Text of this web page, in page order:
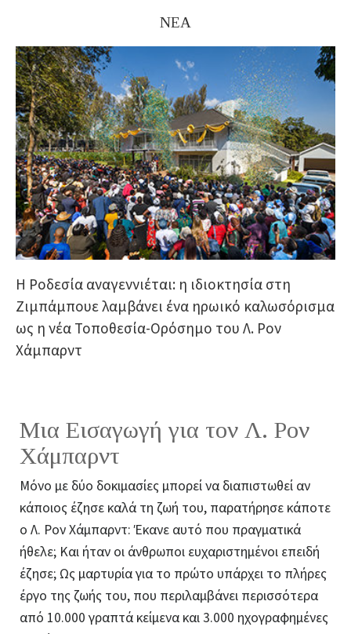
ΝΕΑ
Η Ροδεσία αναγεννιέται: η ιδιοκτησία στη
Ζιμπάμπουε λαμβάνει ένα ηρωικό καλωσόρισμα
ως η νέα Τοποθεσία-Ορόσημο του Λ. Ρον
Χάμπαρντ
Μια Εισαγωγή για τον Λ. Ρον
Χάμπαρντ
Μόνο με δύο δοκιμασίες μπορεί να διαπιστωθεί αν
κάποιος έζησε καλά τη ζωή του, παρατήρησε κάποτε
ο Λ. Ρον Χάμπαρντ: Έκανε αυτό που πραγματικά
ήθελε; Και ήταν οι άνθρωποι ευχαριστημένοι επειδή
έζησε; Ως μαρτυρία για το πρώτο υπάρχει το πλήρες
έργο της ζωής του, που περιλαμβάνει περισσότερα
από 10.000 γραπτά κείμενα και 3.000 ηχογραφημένες